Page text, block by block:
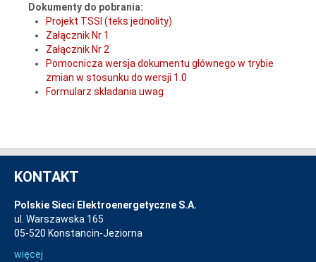
Dokumenty do pobrania:
Projekt TSSI (teks jednolity)
Załącznik Nr 1
Załącznik Nr 2
Pomocnicza wersja dokumentu głównego w trybie
zmian w stosunku do wersji 1.0
Formularz składania uwag
KONTAKT
Polskie Sieci Elektroenergetyczne S.A.
ul. Warszawska 165
05-520 Konstancin-Jeziorna
więcej